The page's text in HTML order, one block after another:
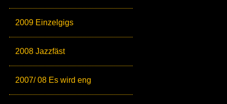
2009 Einzelgigs
2008 Jazzfäst
2007/ 08 Es wird eng